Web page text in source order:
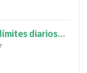
diarios…